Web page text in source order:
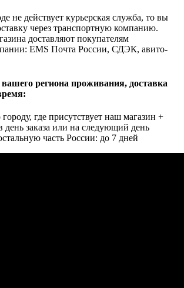
не действует курьерская служба, то вы
через транспортную компанию.
доставляют покупателям
EMS Почта России, СДЭК, авито-
региона проживания, доставка
где присутствует наш магазин +
день заказа или на следующий день
часть России: до 7 дней